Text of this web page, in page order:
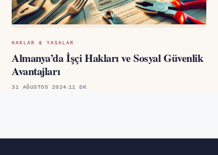
HAKLAR & YASALAR
Almanya’da İşçi Hakları ve Sosyal Güvenlik
Avantajları
31 AĞUSTOS 2024 11 DK